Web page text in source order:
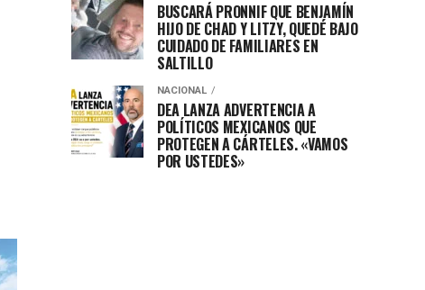
BUSCARÁ PRONNIF QUE BENJAMÍN
HIJO DE CHAD Y LITZY, QUEDÉ BAJO
CUIDADO DE FAMILIARES EN
SALTILLO
NACIONAL
DEA LANZA ADVERTENCIA A
POLÍTICOS MEXICANOS QUE
PROTEGEN A CÁRTELES. «VAMOS
POR USTEDES»